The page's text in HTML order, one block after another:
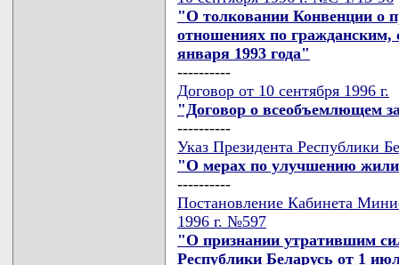
"О толковании Конвенции о
отношениях по
января 1993 года"
----------
Договор от 10 сентября 1996 г.
"Договор о всеобъемлющем
----------
Указ Президента Республики
"О мерах по улучшению
----------
Постановление Кабинета
1996 г. №597
"О признании утратившим
Республики Беларусь от 1